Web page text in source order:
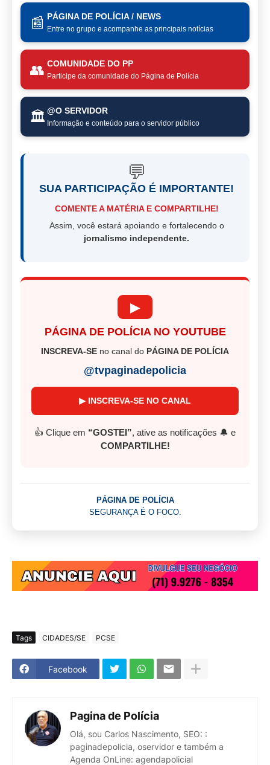
📰 PÁGINA DE POLÍCIA / NEWS
Entre no grupo e acompanhe as principais notícias
👥 COMUNIDADE DO PP
Participe da comunidade do Página de Polícia
🏛️ @O SERVIDOR
Informação e conteúdo para o servidor público
💬
SUA PARTICIPAÇÃO É IMPORTANTE!
COMENTE A MATÉRIA E COMPARTILHE!
Assim, você estará apoiando e fortalecendo o
jornalismo independente.
▶
PÁGINA DE POLÍCIA NO YOUTUBE
INSCREVA-SE no canal do PÁGINA DE POLÍCIA
@tvpaginadepolicia
▶ INSCREVA-SE NO CANAL
👍 Clique em “GOSTEI”, ative as notificações 🔔 e
COMPARTILHE!
PÁGINA DE POLÍCIA
SEGURANÇA É O FOCO.
Tags CIDADES/SE PCSE
Facebook
Pagina de Polícia
Olá, sou Carlos Nascimento, SEO: :
paginadepolicia, oservidor e também a
Agenda OnLine: agendapolicial